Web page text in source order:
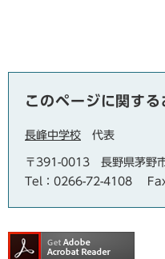
このページに関す
長峰中学校 代表
〒391-0013
長野県茅野
Tel：0266-72-4108